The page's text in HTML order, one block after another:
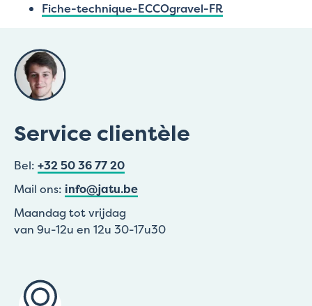
Fiche-technique-ECCOgravel-FR
Service clientèle
Bel: +32 50 36 77 20
Mail ons: info@jatu.be
Maandag tot vrijdag
van 9u-12u en 12u 30-17u30